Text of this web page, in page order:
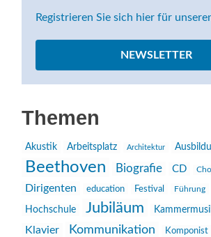
Registrieren Sie sich hier für
NEWSLETTER
Themen
Akustik Arbeitsplatz Architektur
Beethoven Biografie CD
Dirigenten education Festival Führung
Hochschule Jubiläum
Klavier
Kommunikation Komponist